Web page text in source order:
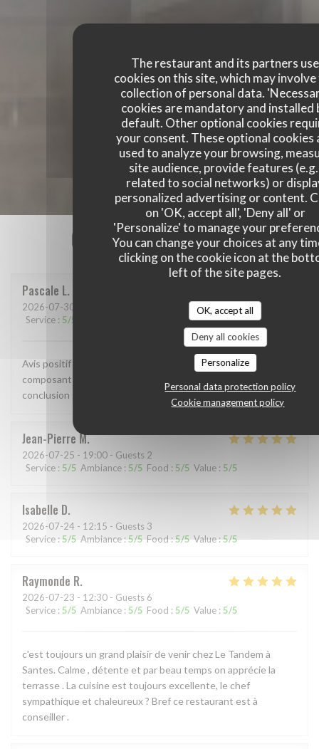
The restaurant and its partners use
cookies on this site, which may
collection of personal data.
cookies are mandatory and installed
default. Other optional cookies
your consent. These optional cookies
used to analyze your browsing,
site audience, provide features
related to social networks) or
personalized advertising or content.
on 'OK, accept all', 'Deny all' or
'Personalize' to manage your
You can change your choices at any
clicking on the cookie icon at the
left of the site pages.
OK, accept all
Deny all cookies
Personalize
Personal data protection policy
Cookie management policy
Our customer ratings
Pascale L
2026-07-30
Service : 5/5 /5 Value:5/5
Avis positif en tout point. Accueil, qualité des mets
composant le repas, cuisson nickel, le service impeccable , en
conclusion : je reviendrai encore plus souvent, 👏👍
Jean-Pierre M
2026-07-25 - 19:00 - Guests 2
Service : 5/5 Ambiance : 5/5 Food : 5/5 Value : 5/5
Isabelle D
2026-07-24 - 12:15 - Guests 3
Service :5/5 Ambiance:5/5 Food:5/5 Value:5/5
Raymonde R
2026-07-23 - 12:30 - Guests 6
Service : 5/5 Ambiance : 5/5 Food : 5/5 Value : 5/5
c'est toujours un grand plaisir de venir chez Le Tandem à
Santes. Calme , détente et par beau temps on apprécie la
terrasse . La cuisine est toujours excellente, le chef
sympathique et chaleureux ? Bref ce restaurant est à
conseiller .